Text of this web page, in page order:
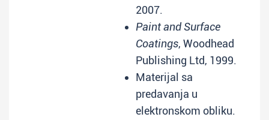
2007.
Paint and Surface
Coatings, Woodhead
Publishing Ltd, 1999.
Materijal sa
predavanja u
elektronskom obliku.